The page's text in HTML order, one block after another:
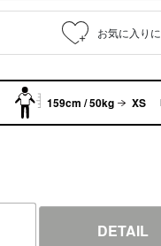
159cm / 50kg XS
DETAIL